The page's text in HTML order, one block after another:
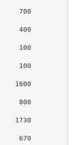
700
400
100
100
1600
800
1730
670